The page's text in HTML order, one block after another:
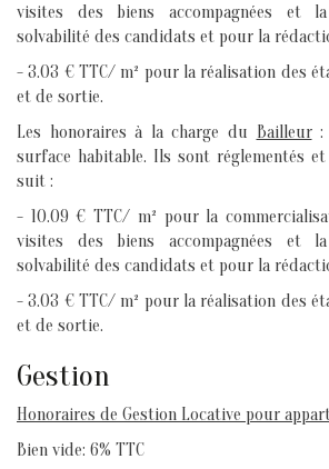
visites des biens accompagnées et
solvabilité des candidats et pour la
- 3.03 € TTC/ m² pour la réalisation des
et de sortie.
Les honoraires à la charge du Bailleur:
surface habitable. Ils sont réglementés
suit :
- 10.09 € TTC/ m² pour la
visites des biens accompagnées et
solvabilité des candidats et pour la
- 3.03 € TTC/ m² pour la réalisation des
et de sortie.
Gestion
Honoraires de Gestion Locative pour
Bien vide: 6% TTC